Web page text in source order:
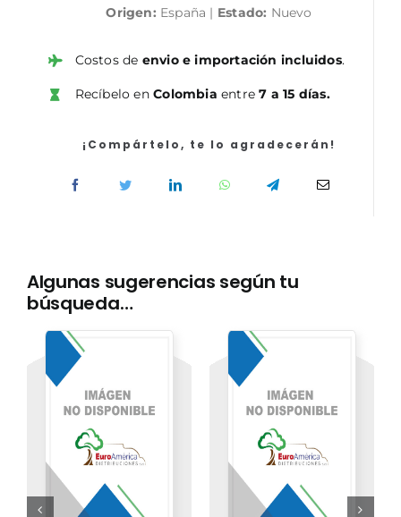
Cuerpo
Maestros
1.
especial
sistema
cantidad
Origen: España | Estado: Nuevo
Costos de envio e importación incluidos.
Recíbelo enColombia entre7 a 15 días.
¡Compártelo, te lo agradecerán!
Algunas sugerencias según tu
búsqueda…